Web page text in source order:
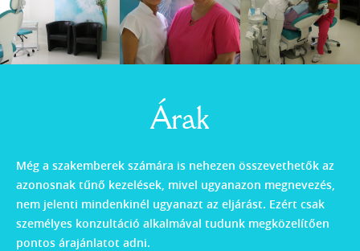
Árak
Még a szakemberek számára is nehezen összevethetők az
azonosnak tűnő kezelések, mivel ugyanazon megnevezés,
nem jelenti mindenkinél ugyanazt az eljárást. Ezért csak
személyes konzultáció alkalmával tudunk megközelítően
pontos árajánlatot adni.